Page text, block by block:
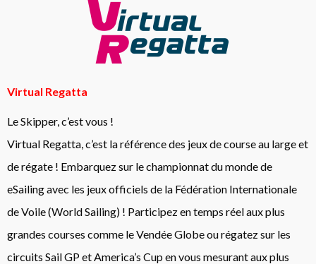
Virtual Regatta
Le Skipper, c’est vous !
Virtual Regatta, c’est la référence des jeux de course au large et
de régate ! Embarquez sur le championnat du monde de
eSailing avec les jeux officiels de la Fédération Internationale
de Voile (World Sailing) ! Participez en temps réel aux plus
grandes courses comme le Vendée Globe ou régatez sur les
circuits Sail GP et America’s Cup en vous mesurant aux plus